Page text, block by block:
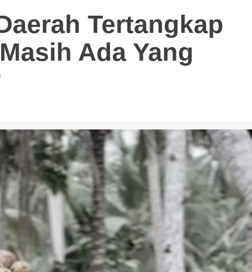
Tertangkap
Ada Yang
Ini yang Terjadi pada Tubuh jika